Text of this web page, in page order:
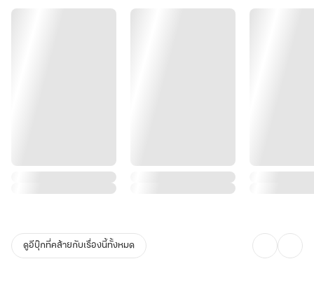
แต่เป็นโชว์อันตรายที่มีชีวิตของทุกคนเป็นเดิมพัน
ดูอีบุ๊กที่คล้ายกับเรื่องนี้ทั้งหมด